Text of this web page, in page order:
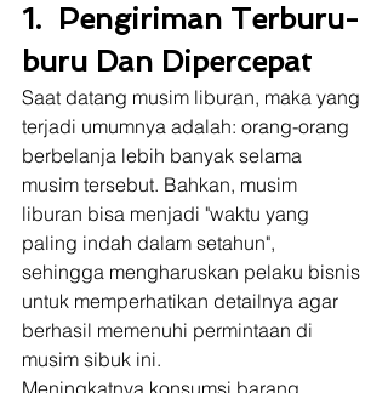
1.  Pengiriman Terburu-
buru Dan Dipercepat
Saat datang musim liburan, maka yang
terjadi umumnya adalah: orang-orang
berbelanja lebih banyak selama
musim tersebut. Bahkan, musim
liburan bisa menjadi "waktu yang
paling indah dalam setahun",
sehingga mengharuskan pelaku bisnis
untuk memperhatikan detailnya agar
berhasil memenuhi permintaan di
musim sibuk ini.